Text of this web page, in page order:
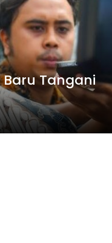
Tangani